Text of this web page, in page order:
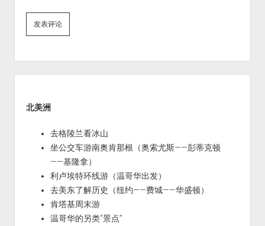
北美洲
去格陵兰看冰山
坐公交车游南奥肯那根（奥索尤斯——彭蒂克顿
——基隆拿）
利卢埃特环线游（温哥华出发）
去美东了解历史（纽约——费城——华盛顿）
肯塔基周末游
温哥华的另类“景点”